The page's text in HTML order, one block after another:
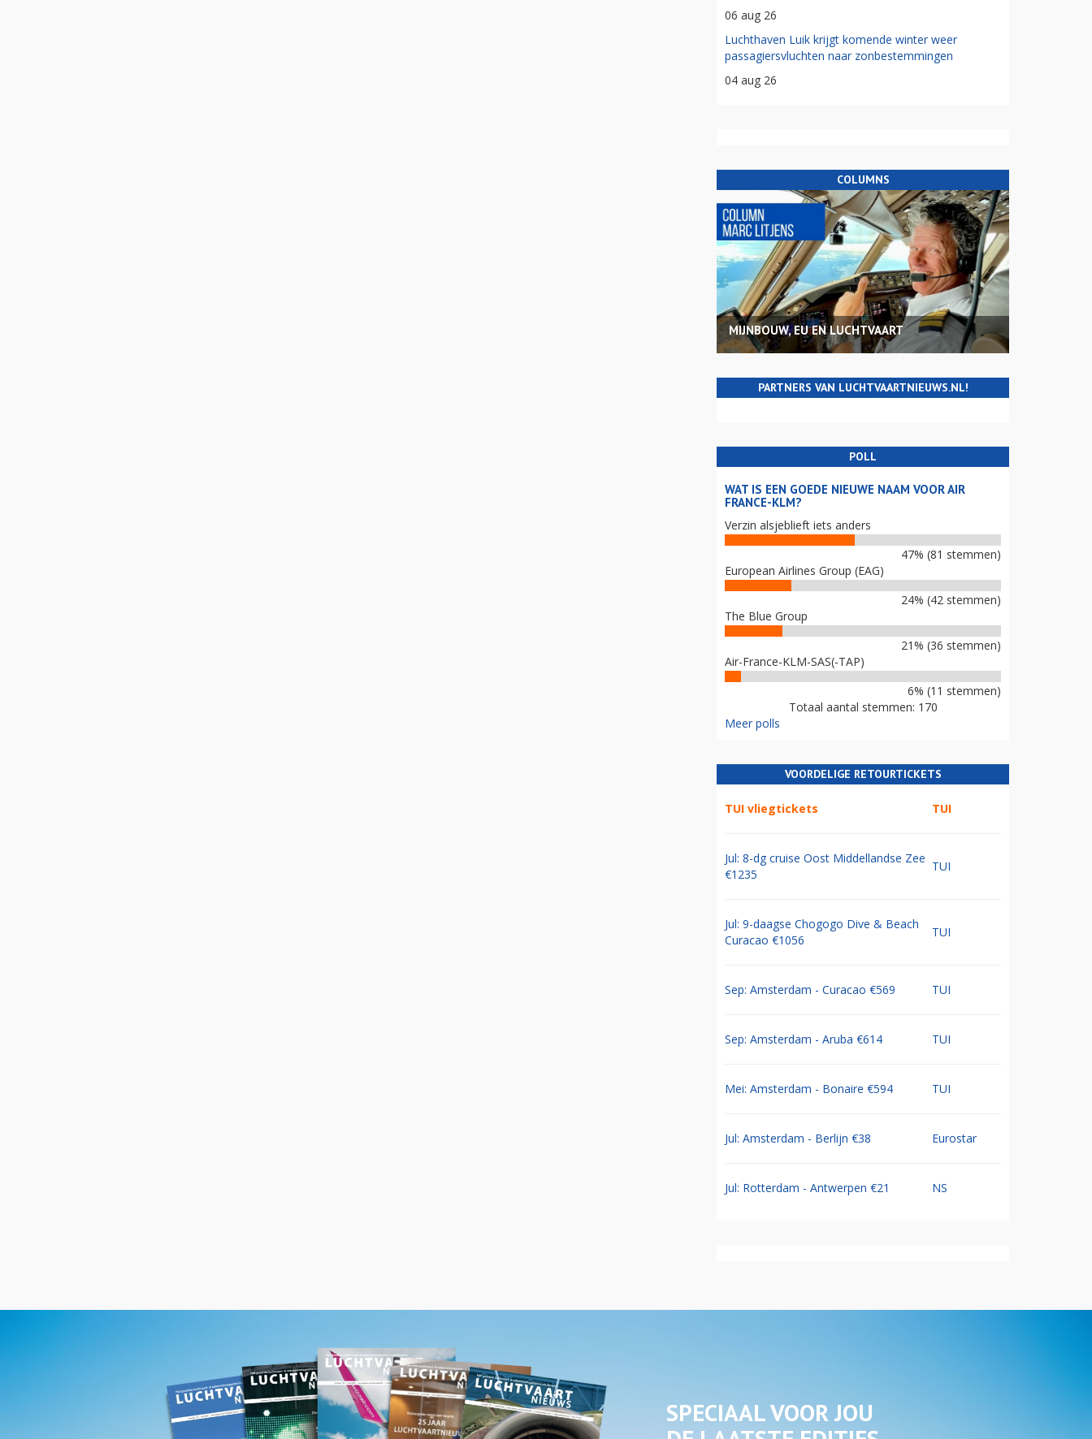
06 aug 26
Luchthaven Luik krijgt komende winter weer
passagiersvluchten naar zonbestemmingen
04 aug 26
COLUMNS
MIJNBOUW, EU EN LUCHTVAART
PARTNERS VAN LUCHTVAARTNIEUWS.NL!
POLL
WAT IS EEN GOEDE NIEUWE NAAM VOOR AIR
FRANCE-KLM?
Verzin alsjeblieft iets anders
47% (81 stemmen)
European Airlines Group (EAG)
24% (42 stemmen)
The Blue Group
21% (36 stemmen)
Air-France-KLM-SAS(-TAP)
6% (11 stemmen)
Totaal aantal stemmen: 170
Meer polls
VOORDELIGE RETOURTICKETS
TUI vliegtickets TUI
Jul: 8-dg cruise Oost Middellandse Zee
€1235
TUI
Jul: 9-daagse Chogogo Dive & Beach
Curacao €1056
TUI
Sep: Amsterdam - Curacao €569 TUI
Sep: Amsterdam - Aruba €614 TUI
Mei: Amsterdam - Bonaire €594 TUI
Jul: Amsterdam - Berlijn €38 Eurostar
Jul: Rotterdam - Antwerpen €21 NS
SPECIAAL VOOR JOU